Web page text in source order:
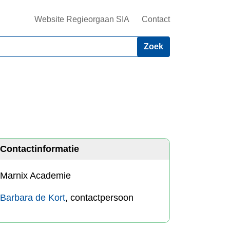
Website Regieorgaan SIA Contact
Contactinformatie
Marnix Academie
Barbara de Kort, contactpersoon